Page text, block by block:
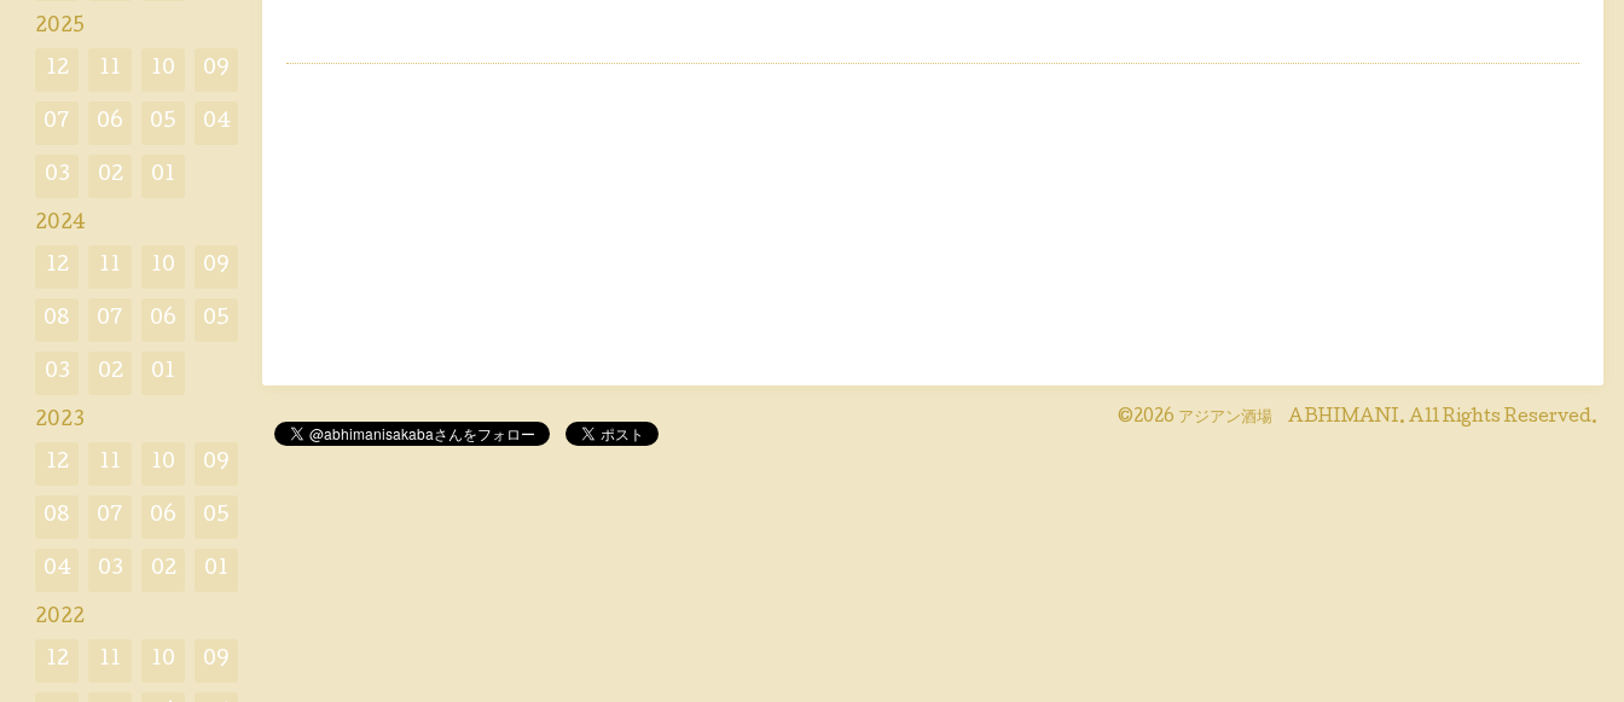
©2026 アジアン酒場 ABHIMANI. All Rights Reserved.
2025
12 11 10 09
07 06 05 04
03 02 01
2024
12 11 10 09
08 07 06 05
03 02 01
2023
12 11 10 09
08 07 06 05
04 03 02 01
2022
12 11 10 09